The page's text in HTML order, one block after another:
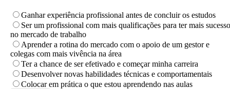
Ganhar experiência profissional antes de concluir os estudos
Ser um profissional com mais qualificações para ter mais sucesso
no mercado de trabalho
Aprender a rotina do mercado com o apoio de um gestor e
colegas com mais vivência na área
Ter a chance de ser efetivado e começar minha carreira
Desenvolver novas habilidades técnicas e comportamentais
Colocar em prática o que estou aprendendo nas aulas